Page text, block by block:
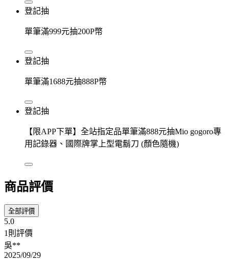
登記抽
單筆滿999元抽200P幣
登記抽
單筆滿1688元抽888P幣
登記抽
【限APP下單】全站指定品單筆滿888元抽Mio gogoro專
用記錄器、國際牌掌上型電鬍刀 (顏色隨機)
商品評價
全部評價
5.0
1則評價
吳**
2025/09/29